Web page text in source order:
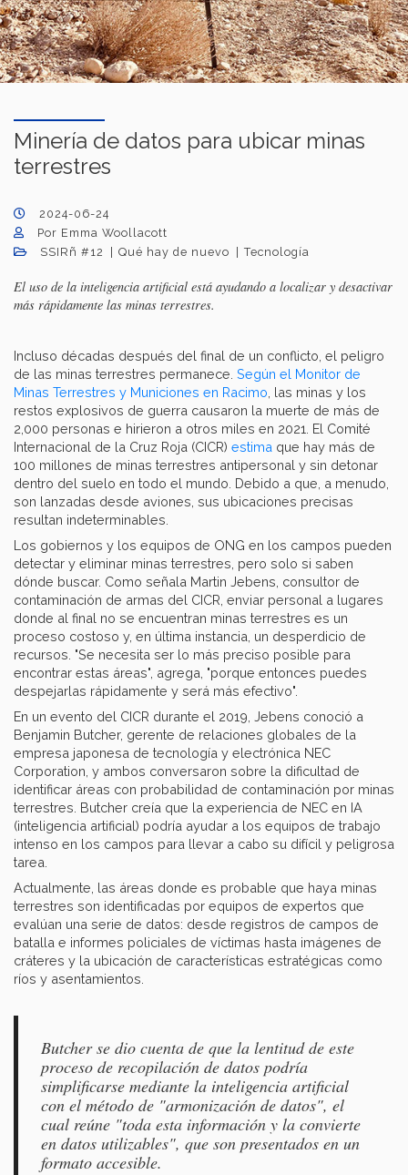
Minería de datos para ubicar minas
terrestres
2024-06-24
Por Emma Woollacott
SSIRñ #12
Qué hay de nuevo Tecnología
El uso de la inteligencia artificial está ayudando a localizar y desactivar
más rápidamente las minas terrestres.
Incluso décadas después del final de un conflicto, el peligro
de las minas terrestres permanece. Según el Monitor de
Minas Terrestres y Municiones en Racimo , las minas y los
restos explosivos de guerra causaron la muerte de más de
2,000 personas e hirieron a otros miles en 2021. El Comité
Internacional de la Cruz Roja (CICR) estima que hay más de
100 millones de minas terrestres antipersonal y sin detonar
dentro del suelo en todo el mundo. Debido a que, a menudo,
son lanzadas desde aviones, sus ubicaciones precisas
resultan indeterminables.
Los gobiernos y los equipos de ONG en los campos pueden
detectar y eliminar minas terrestres, pero solo si saben
dónde buscar. Como señala Martin Jebens, consultor de
contaminación de armas del CICR, enviar personal a lugares
donde al final no se encuentran minas terrestres es un
proceso costoso y, en última instancia, un desperdicio de
recursos. "Se necesita ser lo más preciso posible para
encontrar estas áreas", agrega, "porque entonces puedes
despejarlas rápidamente y será más efectivo".
En un evento del CICR durante el 2019, Jebens conoció a
Benjamin Butcher, gerente de relaciones globales de la
empresa japonesa de tecnología y electrónica NEC
Corporation, y ambos conversaron sobre la dificultad de
identificar áreas con probabilidad de contaminación por minas
terrestres. Butcher creía que la experiencia de NEC en IA
(inteligencia artificial) podría ayudar a los equipos de trabajo
intenso en los campos para llevar a cabo su difícil y peligrosa
tarea.
Actualmente, las áreas donde es probable que haya minas
terrestres son identificadas por equipos de expertos que
evalúan una serie de datos: desde registros de campos de
batalla e informes policiales de víctimas hasta imágenes de
cráteres y la ubicación de características estratégicas como
ríos y asentamientos.
Butcher se dio cuenta de que la lentitud de este
proceso de recopilación de datos podría
simplificarse mediante la inteligencia artificial
con el método de "armonización de datos", el
cual reúne "toda esta información y la convierte
en datos utilizables", que son presentados en un
formato accesible.